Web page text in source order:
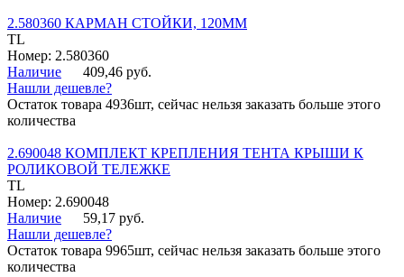
2.580360 КАРМАН СТОЙКИ, 120ММ
TL
Номер: 2.580360
Наличие
409,46 руб.
Нашли дешевле?
Остаток товара 4936шт, сейчас нельзя заказать больше этого
количества
2.690048 КОМПЛЕКТ КРЕПЛЕНИЯ ТЕНТА КРЫШИ К
РОЛИКОВОЙ ТЕЛЕЖКЕ
TL
Номер: 2.690048
Наличие
59,17 руб.
Нашли дешевле?
Остаток товара 9965шт, сейчас нельзя заказать больше этого
количества